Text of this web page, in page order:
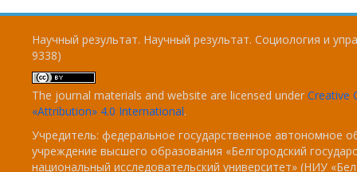
Научный результат. Научный результат. Социология и
9338)
The journal materials and website are licensed under Creative
«Attribution» 4.0 International.
Учредитель: федеральное государственное автономное
учреждение высшего образования «Белгородский
национальный исследовательский университет» (НИУ